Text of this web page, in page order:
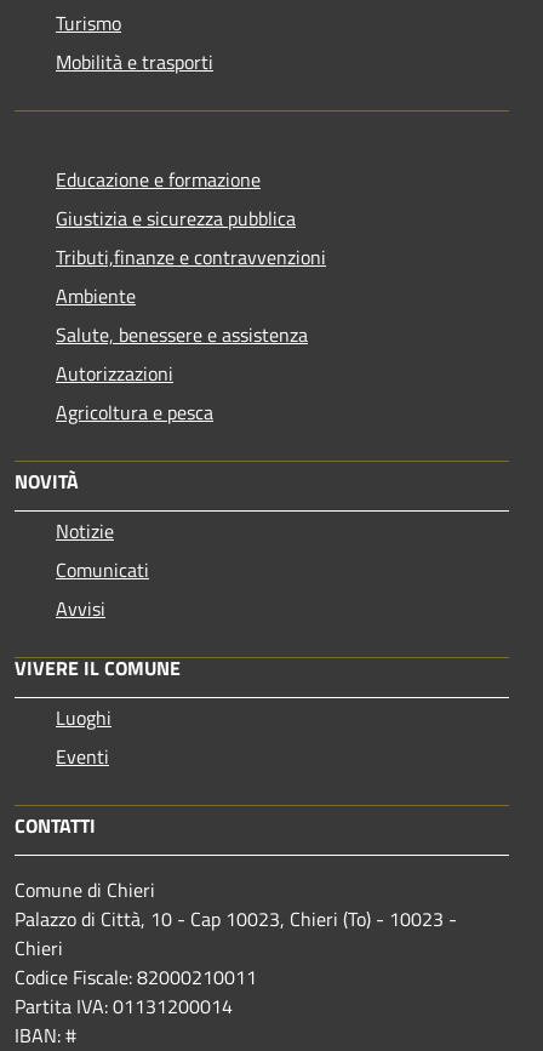
Turismo
Mobilità e trasporti
Educazione e formazione
Giustizia e sicurezza pubblica
Tributi,finanze e contravvenzioni
Ambiente
Salute, benessere e assistenza
Autorizzazioni
Agricoltura e pesca
NOVITÀ
Notizie
Comunicati
Avvisi
VIVERE IL COMUNE
Luoghi
Eventi
CONTATTI
Comune di Chieri
Palazzo di Città, 10 - Cap 10023, Chieri (To) - 10023 -
Chieri
Codice Fiscale: 82000210011
Partita IVA: 01131200014
IBAN: #